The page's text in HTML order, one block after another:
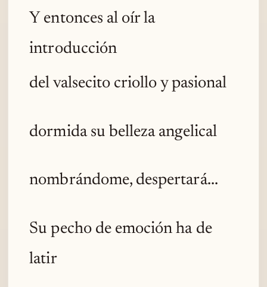
Y entonces al oír la
introducción
del valsecito criollo y pasional
dormida su belleza angelical
nombrándome, despertará...
Su pecho de emoción ha de
latir